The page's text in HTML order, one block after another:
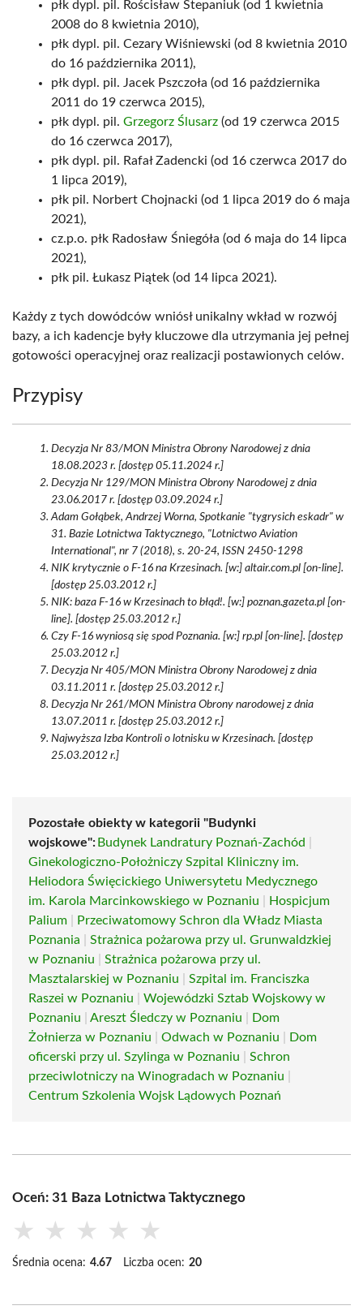
płk dypl. pil. Rościsław Stepaniuk (od 1 kwietnia
2008 do 8 kwietnia 2010),
płk dypl. pil. Cezary Wiśniewski (od 8 kwietnia 2010
do 16 października 2011),
płk dypl. pil. Jacek Pszczoła (od 16 października
2011 do 19 czerwca 2015),
płk dypl. pil. Grzegorz Ślusarz (od 19 czerwca 2015
do 16 czerwca 2017),
płk dypl. pil. Rafał Zadencki (od 16 czerwca 2017 do
1 lipca 2019),
płk pil. Norbert Chojnacki (od 1 lipca 2019 do 6 maja
2021),
cz.p.o. płk Radosław Śniegóła (od 6 maja do 14 lipca
2021),
płk pil. Łukasz Piątek (od 14 lipca 2021).
Każdy z tych dowódców wniósł unikalny wkład w rozwój
bazy, a ich kadencje były kluczowe dla utrzymania jej pełnej
gotowości operacyjnej oraz realizacji postawionych celów.
Przypisy
Decyzja Nr 83/MON Ministra Obrony Narodowej z dnia
18.08.2023 r. [dostęp 05.11.2024 r.]
Decyzja Nr 129/MON Ministra Obrony Narodowej z dnia
23.06.2017 r. [dostęp 03.09.2024 r.]
Adam Gołąbek, Andrzej Worna, Spotkanie "tygrysich eskadr" w
31. Bazie Lotnictwa Taktycznego, "Lotnictwo Aviation
International", nr 7 (2018), s. 20-24, ISSN 2450-1298
NIK krytycznie o F-16 na Krzesinach. [w:] altair.com.pl [on-line].
[dostęp 25.03.2012 r.]
NIK: baza F-16 w Krzesinach to błąd!. [w:] poznan.gazeta.pl [on-
line]. [dostęp 25.03.2012 r.]
Czy F-16 wyniosą się spod Poznania. [w:] rp.pl [on-line]. [dostęp
25.03.2012 r.]
Decyzja Nr 405/MON Ministra Obrony Narodowej z dnia
03.11.2011 r. [dostęp 25.03.2012 r.]
Decyzja Nr 261/MON Ministra Obrony narodowej z dnia
13.07.2011 r. [dostęp 25.03.2012 r.]
Najwyższa Izba Kontroli o lotnisku w Krzesinach. [dostęp
25.03.2012 r.]
Pozostałe obiekty w kategorii "Budynki
wojskowe": Budynek Landratury Poznań-Zachód
Ginekologiczno-Położniczy Szpital Kliniczny im.
Heliodora Święcickiego Uniwersytetu Medycznego
im. Karola Marcinkowskiego w Poznaniu
Hospicjum
Palium
Przeciwatomowy Schron dla Władz Miasta
Poznania
Strażnica pożarowa przy ul. Grunwaldzkiej
w Poznaniu
Strażnica pożarowa przy ul.
Masztalarskiej w Poznaniu
Szpital im. Franciszka
Raszei w Poznaniu
Wojewódzki Sztab Wojskowy w
Poznaniu
Areszt Śledczy w Poznaniu
Dom
Żołnierza w Poznaniu
Odwach w Poznaniu
Dom
oficerski przy ul. Szylinga w Poznaniu
Schron
przeciwlotniczy na Winogradach w Poznaniu
Centrum Szkolenia Wojsk Lądowych Poznań
Oceń: 31 Baza Lotnictwa Taktycznego
★ ★ ★ ★ ★
Średnia ocena: 4.67 Liczba ocen: 20